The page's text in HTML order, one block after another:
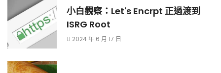
小白觀察：Let's Encrpt 正過渡到
ISRG Root
2024 年 6 月 17 日